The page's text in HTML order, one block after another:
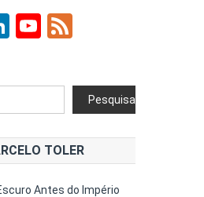
LinkedIn
YouTube
Pesquisar
TOLER
Antes do Império